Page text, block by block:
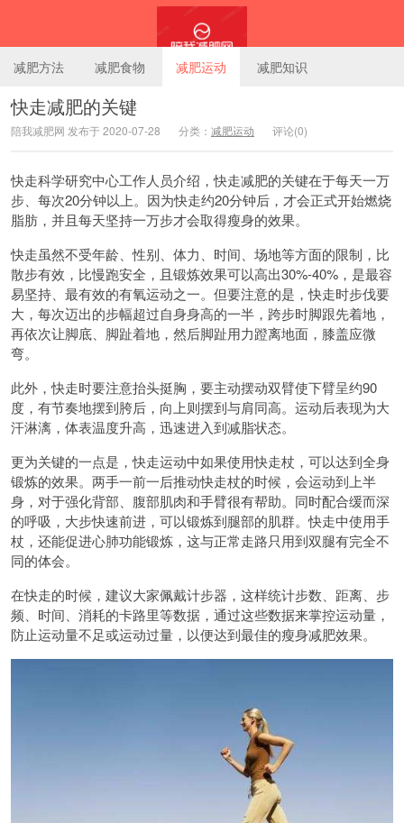
陪我减肥网
减肥方法 减肥食物 减肥运动 减肥知识
快走减肥的关键
陪我减肥网 发布于 2020-07-28 分类： 减肥运动 评论(0)
快走科学研究中心工作人员介绍，快走减肥的关键在于每天一万
步、每次20分钟以上。因为快走约20分钟后，才会正式开始燃烧
脂肪，并且每天坚持一万步才会取得瘦身的效果。
快走虽然不受年龄、性别、体力、时间、场地等方面的限制，比
散步有效，比慢跑安全，且锻炼效果可以高出30%-40%，是最容
易坚持、最有效的有氧运动之一。但要注意的是，快走时步伐要
大，每次迈出的步幅超过自身身高的一半，跨步时脚跟先着地，
再依次让脚底、脚趾着地，然后脚趾用力蹬离地面，膝盖应微
弯。
此外，快走时要注意抬头挺胸，要主动摆动双臂使下臂呈约90
度，有节奏地摆到胯后，向上则摆到与肩同高。运动后表现为大
汗淋漓，体表温度升高，迅速进入到减脂状态。
更为关键的一点是，快走运动中如果使用快走杖，可以达到全身
锻炼的效果。两手一前一后推动快走杖的时候，会运动到上半
身，对于强化背部、腹部肌肉和手臂很有帮助。同时配合缓而深
的呼吸，大步快速前进，可以锻炼到腿部的肌群。快走中使用手
杖，还能促进心肺功能锻炼，这与正常走路只用到双腿有完全不
同的体会。
在快走的时候，建议大家佩戴计步器，这样统计步数、距离、步
频、时间、消耗的卡路里等数据，通过这些数据来掌控运动量，
防止运动量不足或运动过量，以便达到最佳的瘦身减肥效果。